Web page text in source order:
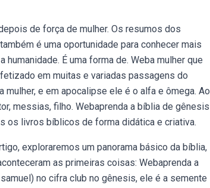
de força de mulher. Os resumos dos
é uma oportunidade para conhecer mais
É uma forma de. Weba mulher que
em muitas e variadas passagens do
e em apocalipse ele é o alfa e ômega. Ao
messias, filho. Webaprenda a bíblia de gênesis
os livros bíblicos de forma didática e criativa.
exploraremos um panorama básico da bíblia,
as primeiras coisas: Webaprenda a
no cifra club no gênesis, ele é a semente